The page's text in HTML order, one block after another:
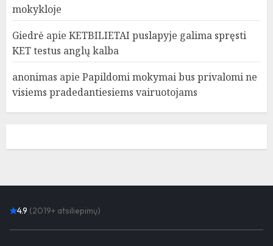
mokykloje
Giedrė apie KETBILIETAI puslapyje galima spręsti
KET testus anglų kalba
anonimas apie Papildomi mokymai bus privalomi ne
visiems pradedantiesiems vairuotojams
4.9 (2019+ atsiliepimų)